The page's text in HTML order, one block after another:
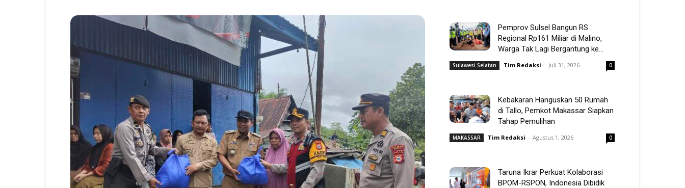
Pemprov Sulsel Bangun RS
Regional Rp161 Miliar di Malino,
Warga Tak Lagi Bergantung ke...
Sulawesi Selatan Tim Redaksi - Juli 31, 2026 0
Kebakaran Hanguskan 50 Rumah
di Tallo, Pemkot Makassar Siapkan
Tahap Pemulihan
MAKASSAR Tim Redaksi - Agustus 1, 2026 0
Taruna Ikrar Perkuat Kolaborasi
BPOM-RSPON, Indonesia Dibidik